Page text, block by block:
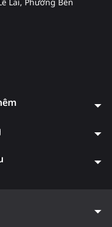
Lai, Phường Bến